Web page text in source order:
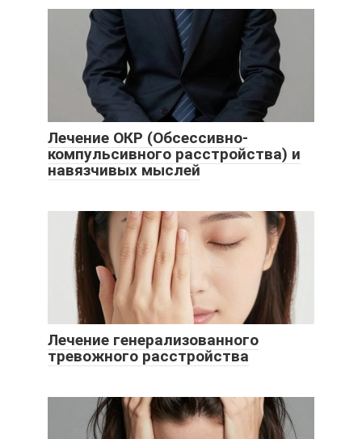
Лечение ОКР (Обсессивно-
компульсивного расстройства) и
навязчивых мыслей
Лечение генерализованного
тревожного расстройства